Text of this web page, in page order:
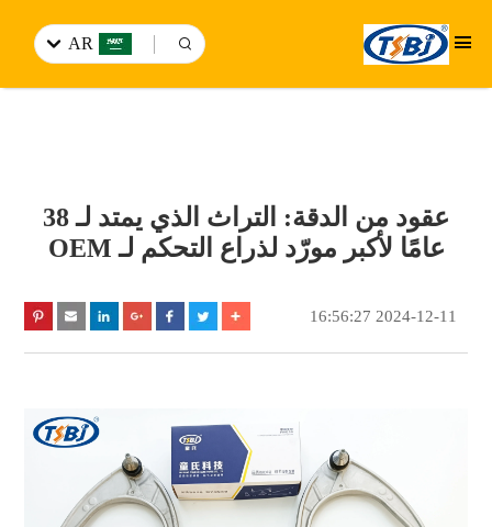
AR
عقود من الدقة: التراث الذي يمتد لـ 38
عامًا لأكبر مورّد لذراع التحكم لـ OEM
2024-12-11 16:56:27